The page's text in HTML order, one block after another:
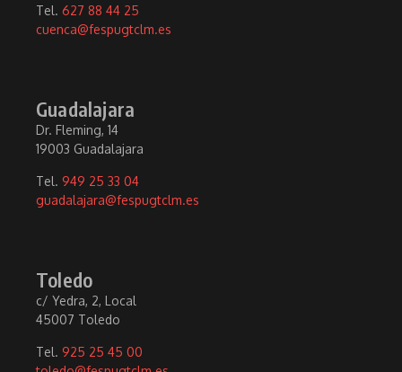
Tel. 627 88 44 25
cuenca@fespugtclm.es
Guadalajara
Dr. Fleming, 14
19003 Guadalajara
Tel. 949 25 33 04
guadalajara@fespugtclm.es
Toledo
c/ Yedra, 2, Local
45007 Toledo
Tel. 925 25 45 00